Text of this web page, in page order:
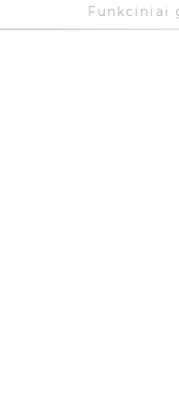
Funkciniai